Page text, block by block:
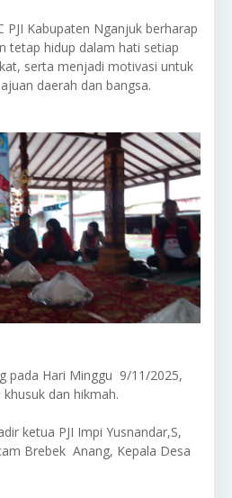
PJI Kabupaten Nganjuk berharap
tetap hidup dalam hati setiap
serta menjadi motivasi untuk
daerah dan bangsa.
pada Hari Minggu 9/11/2025,
dan hikmah.
ketua PJI Impi Yusnandar,S,
Brebek Anang, Kepala Desa